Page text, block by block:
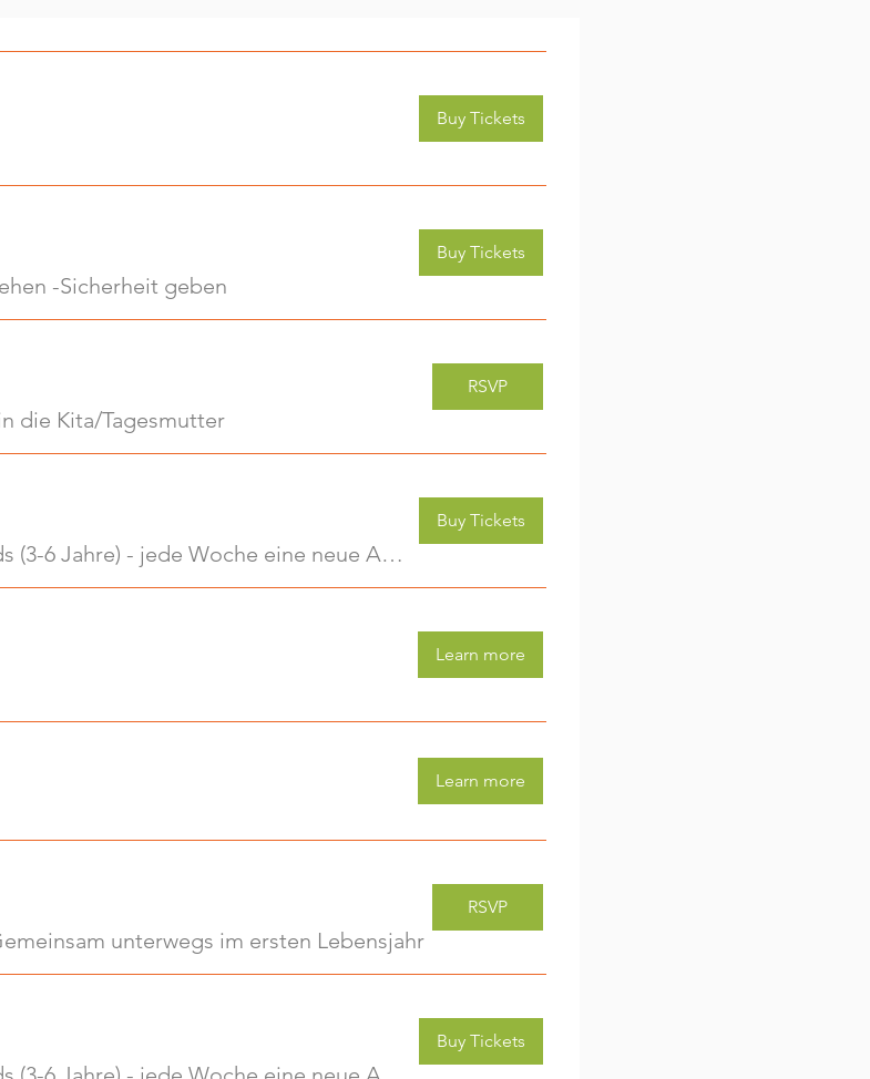
Buy Tickets
-Sicherheit geben
Buy Tickets
die Kita/Tagesmutter
RSVP
Kreativwerkstatt für Kids (3-6 Jahre) - jede Woche eine neue Aktivität (2)
Buy Tickets
Learn more
Learn more
unterwegs im ersten Lebensjahr
RSVP
Buy Tickets